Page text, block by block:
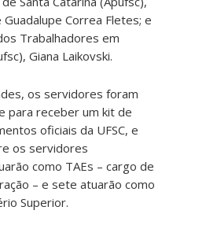
Guadalupe Correa Fletes; e
Trabalhadores em
Giana Laikovski.
os servidores foram
para receber um kit de
oficiais da UFSC, e
os servidores
como TAEs – cargo de
– e sete atuarão como
Superior.